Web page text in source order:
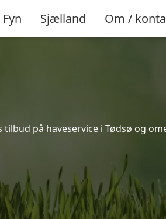
Fyn Sjælland Om /
på haveservice i Tødsø og